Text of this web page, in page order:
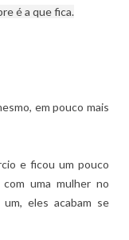
é a que fica.
em pouco mais
e ficou um pouco
uma mulher no
eles acabam se